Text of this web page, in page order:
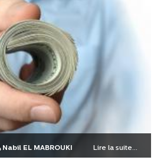
Nabil EL MABROUKI Lire la suite...